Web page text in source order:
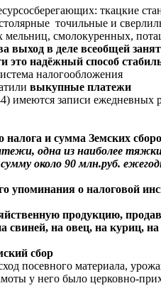
ткацкие
точильные и
мельниц, смолокуренных,
в деле всеобщей
это надёжный способ
налогообложения
выкупные платежи
имеются записи
налога и сумма Земских
одна из наиболее
около 90 млн.руб.
о налоговой
продукцию,
на овец, на куриц,
сбор
посевного материала,
у него было церковно-